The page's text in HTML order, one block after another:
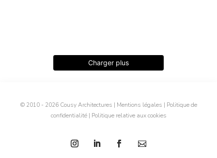
Charger plus
© 2010 - 2026 Cousy Architectures | Mentions légales | Politique de
confidentialité | Politique relative aux cookies